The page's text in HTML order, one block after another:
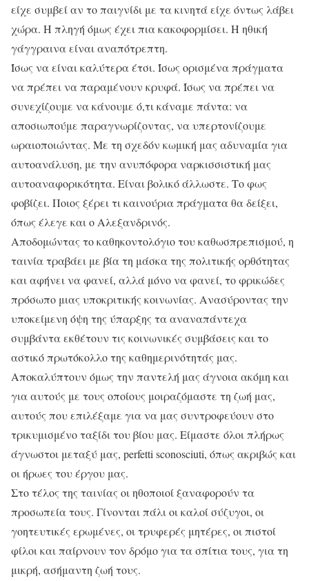
είχε συμβεί αν το παιγνίδι με τα κινητά είχε όντως λάβει
χώρα. Η πληγή όμως έχει πια κακοφορμίσει. Η ηθική
γάγγραινα είναι αναπότρεπτη.
Ίσως να είναι καλύτερα έτσι. Ίσως ορισμένα πράγματα
να πρέπει να παραμένουν κρυφά. Ίσως να πρέπει να
συνεχίζουμε να κάνουμε ό,τι κάναμε πάντα: να
αποσιωπούμε παραγνωρίζοντας, να υπερτονίζουμε
ωραιοποιώντας. Με τη σχεδόν κωμική μας αδυναμία για
αυτοανάλυση, με την ανυπόφορα ναρκισσιστική μας
αυτοαναφορικότητα. Είναι βολικό άλλωστε. Το φως
φοβίζει. Ποιος ξέρει τι καινούρια πράγματα θα δείξει,
όπως έλεγε και ο Αλεξανδρινός.
Αποδομώντας το καθηκοντολόγιο του καθωσπρεπισμού, η
ταινία τραβάει με βία τη μάσκα της πολιτικής ορθότητας
και αφήνει να φανεί, αλλά μόνο να φανεί, το φρικώδες
πρόσωπο μιας υποκριτικής κοινωνίας. Ανασύροντας την
υποκείμενη όψη της ύπαρξης τα αναναπάντεχα
συμβάντα εκθέτουν τις κοινωνικές συμβάσεις και το
αστικό πρωτόκολλο της καθημερινότητάς μας.
Αποκαλύπτουν όμως την παντελή μας άγνοια ακόμη και
για αυτούς με τους οποίους μοιραζόμαστε τη ζωή μας,
αυτούς που επιλέξαμε για να μας συντροφεύουν στο
τρικυμισμένο ταξίδι του βίου μας. Είμαστε όλοι πλήρως
άγνωστοι μεταξύ μας, perfetti sconosciuti, όπως ακριβώς και
οι ήρωες του έργου μας.
Στο τέλος της ταινίας οι ηθοποιοί ξαναφορούν τα
προσωπεία τους. Γίνονται πάλι οι καλοί σύζυγοι, οι
γοητευτικές ερωμένες, οι τρυφερές μητέρες, οι πιστοί
φίλοι και παίρνουν τον δρόμο για τα σπίτια τους, για τη
μικρή, ασήμαντη ζωή τους.